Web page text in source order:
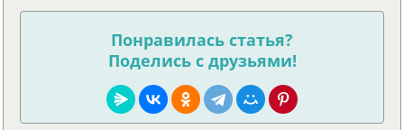
Понравилась статья?
Поделись с друзьями!